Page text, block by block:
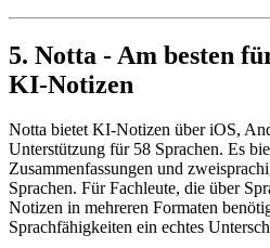
5. Notta - Am besten
KI-Notizen
Notta bietet KI-Notizen über iOS,
Unterstützung für 58 Sprachen. Es
Zusammenfassungen und
Sprachen. Für Fachleute, die über
Notizen in mehreren Formaten
Sprachfähigkeiten ein echtes